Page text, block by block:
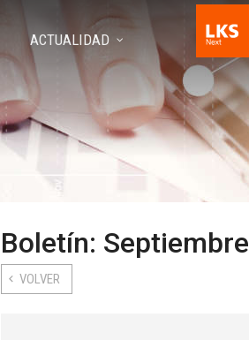
ACTUALIDAD
Boletín:
VOLVER